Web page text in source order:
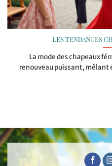
Les tendances
La mode des chapeaux
renouveau puissant, mêlant